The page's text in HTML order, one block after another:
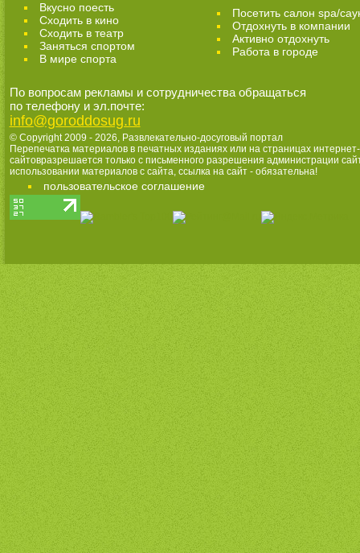
Вкусно поесть
Сходить в кино
Cходить в театр
Заняться спортом
В мире спорта
Посетить салон spa/
Отдохнуть в компании
Активно отдохнуть
Работа в городе
По вопросам рекламы и сотрудничества обращаться
по телефону и эл.почте:
info@goroddosug.ru
© Copyright 2009 - 2026, Развлекательно-досуговый портал
Перепечатка материалов в печатных изданиях или на страницах интернет-
сайтовразрешается только с письменного разрешения администрации
использовании материалов с сайта, ссылка на сайт - обязательна!
пользовательское соглашение